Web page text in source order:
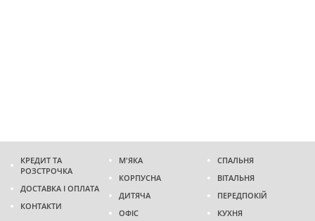
КРЕДИТ ТА
РОЗСТРОЧКА
ДОСТАВКА І ОПЛАТА
КОНТАКТИ
М'ЯКА
КОРПУСНА
ДИТЯЧА
ОФІС
СПАЛЬНЯ
ВІТАЛЬНЯ
ПЕРЕДПОКІЙ
КУХНЯ